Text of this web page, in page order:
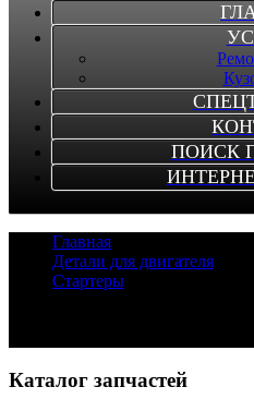
ПОИСК
Главная
Детали для двигателя
Стартеры
Каталог запчастей